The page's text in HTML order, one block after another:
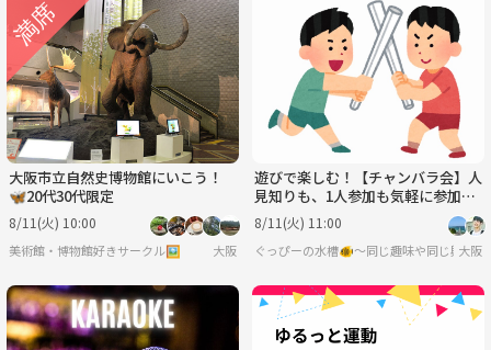
大阪市立自然史博物館にいこう！
🦋20代30代限定
8/11(火) 10:00
美術館・博物館好きサークル🖼️ 大阪
遊びで楽しむ！【チャンバラ会】人
見知りも、1人参加も気軽に参加し
てね♪
8/11(火) 11:00
ぐっぴーの水槽🐠〜同じ趣味や同じ興味で
大阪